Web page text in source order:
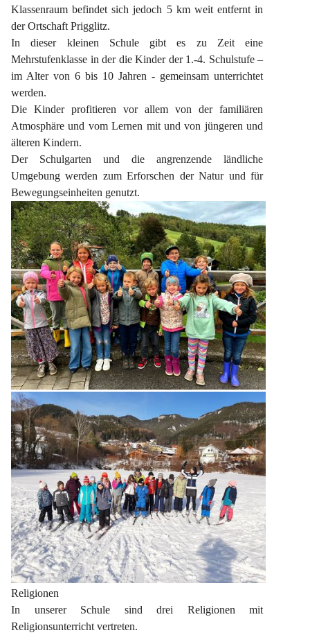
Klassenraum befindet sich jedoch 5 km weit entfernt in
der Ortschaft Prigglitz.
In dieser kleinen Schule gibt es zu Zeit eine
Mehrstufenklasse in der die Kinder der 1.-4. Schulstufe –
im Alter von 6 bis 10 Jahren - gemeinsam unterrichtet
werden.
Die Kinder profitieren vor allem von der familiären
Atmosphäre und vom Lernen mit und von jüngeren und
älteren Kindern.
Der Schulgarten und die angrenzende ländliche
Umgebung werden zum Erforschen der Natur und für
Bewegungseinheiten genutzt.
Religionen
In unserer Schule sind drei Religionen mit
Religionsunterricht vertreten.